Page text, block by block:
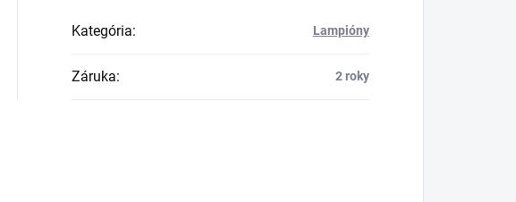
Kategória: Lampióny
Záruka: 2 roky